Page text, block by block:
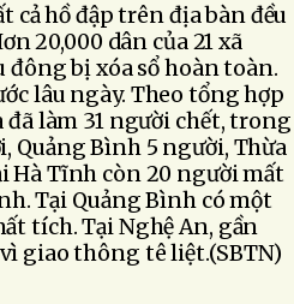
cả hồ đập trên địa bàn đều
20,000 dân của 21 xã
đông bị xóa sổ hoàn toàn.
lâu ngày. Theo tổng hợp
làm 31 người chết, trong
Quảng Bình 5 người, Thừa
Hà Tĩnh còn 20 người mất
Tại Quảng Bình có một
tích. Tại Nghệ An, gần
giao thông tê liệt.(SBTN)